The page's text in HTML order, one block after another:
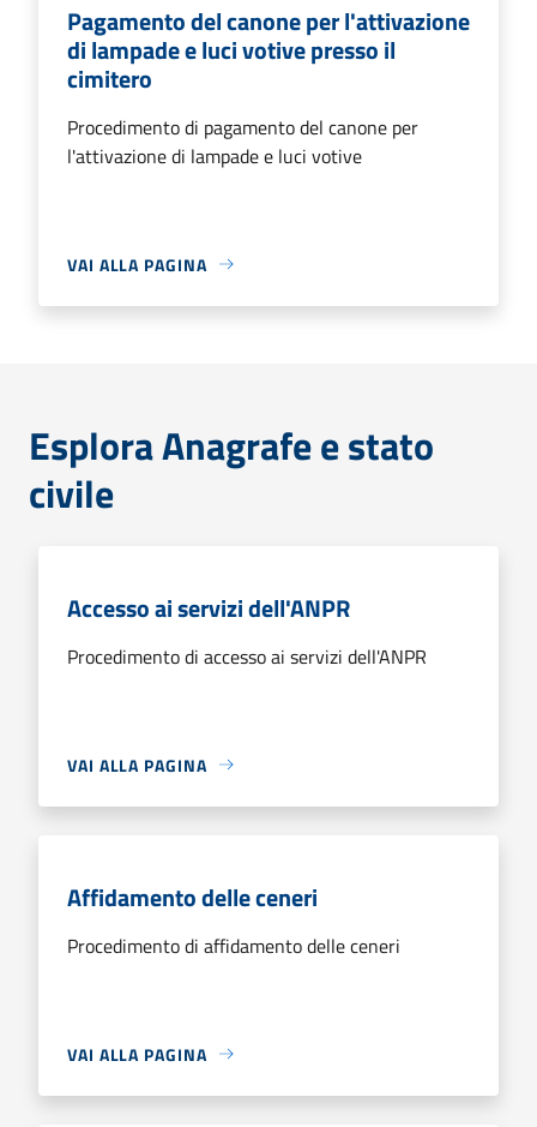
Pagamento del canone per l'attivazione
di lampade e luci votive presso il
cimitero
Procedimento di pagamento del canone per
l'attivazione di lampade e luci votive
VAI ALLA PAGINA
Esplora Anagrafe e stato
civile
Accesso ai servizi dell'ANPR
Procedimento di accesso ai servizi dell'ANPR
VAI ALLA PAGINA
Affidamento delle ceneri
Procedimento di affidamento delle ceneri
VAI ALLA PAGINA